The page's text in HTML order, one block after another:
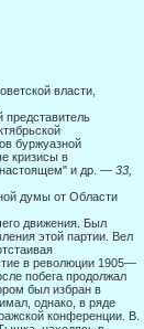
власти,
буржуазной
кризисы в
настоящем" и др. — 33,
думы от Области
движения. Был
этой партии. Вел
в революции 1905—
побега продолжал
был избран в
однако, в ряде
конференции. В.